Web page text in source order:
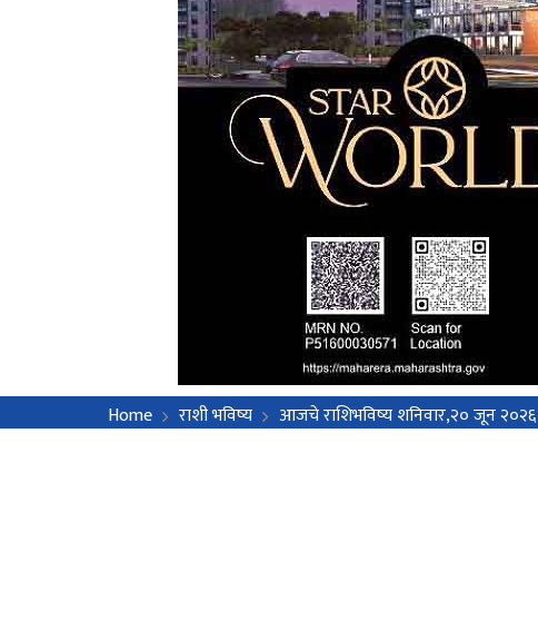
Home राशी भविष्य आजचे राशिभविष्य शनिवार,२० जून २०२६